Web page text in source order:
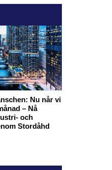
Nu når vi
– Nå
och
Stordåhd